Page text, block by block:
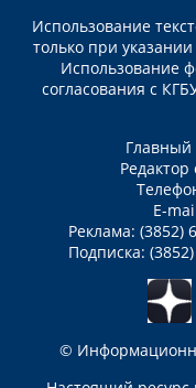
Использование
только при
Использование
согласования с
Главный
E-
Реклама: (3852)
Подписка:
©